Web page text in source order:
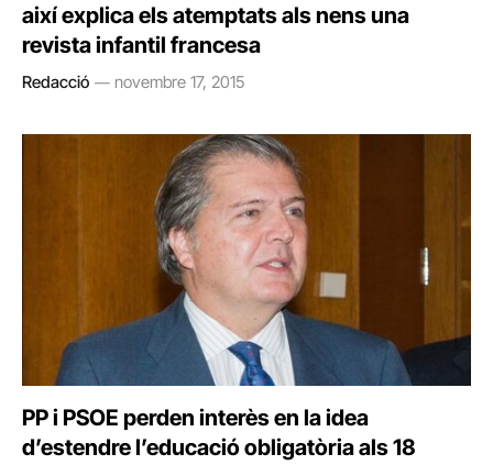
així explica els atemptats als nens una
revista infantil francesa
Redacció novembre 17, 2015
PP i PSOE perden interès en la idea
d’estendre l’educació obligatòria als 18